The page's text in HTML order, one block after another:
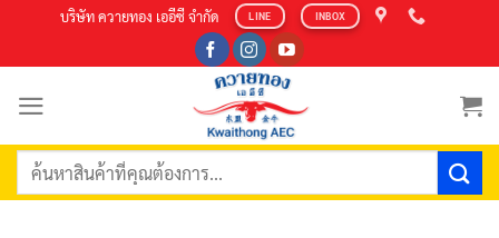
content
บริษัท ควายทอง เออีซี จำกัด LINE INBOX
ค้นหา: